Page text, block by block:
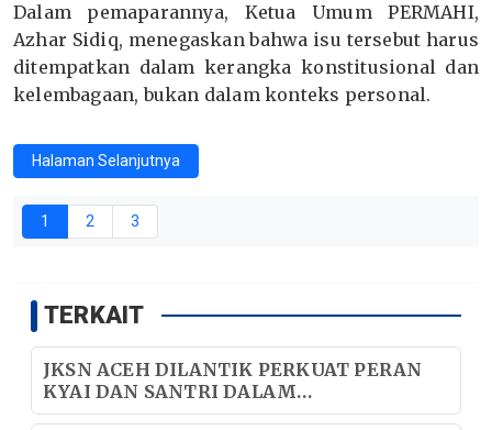
Dalam pemaparannya, Ketua Umum PERMAHI,
Azhar Sidiq, menegaskan bahwa isu tersebut harus
ditempatkan dalam kerangka konstitusional dan
kelembagaan, bukan dalam konteks personal.
Halaman Selanjutnya
1 2 3
TERKAIT
JKSN ACEH DILANTIK PERKUAT PERAN
KYAI DAN SANTRI DALAM
PEMBANGUNAN DAN KEMAJUAN